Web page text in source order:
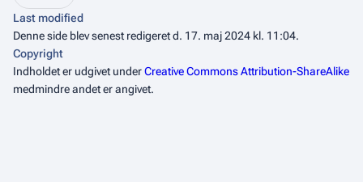
Last modified
Denne side blev senest redigeret d. 17. maj 2024 kl. 11:04.
Copyright
Indholdet er udgivet underCreative Commons Attribution-ShareAlike
medmindre andet er angivet.